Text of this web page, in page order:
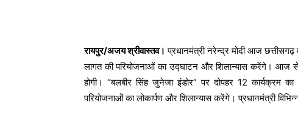
रायपुर/अजय श्रीवास्तव। प्रधानमंत्री नरेन्द्र मोदी आज
लागत की परियोजनाओं का उद्घाटन और शिलान्यास करेंगे। आज
होगी। “बलबीर सिंह जुनेजा इंडोर” पर दोपहर 12 कार्यक्रम
परियोजनाओं का लोकार्पण और शिलान्यास करेंगे। प्रधानमंत्री